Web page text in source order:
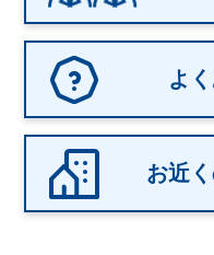
よ
お近